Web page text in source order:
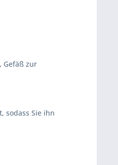
Gefäß zur
sodass Sie ihn